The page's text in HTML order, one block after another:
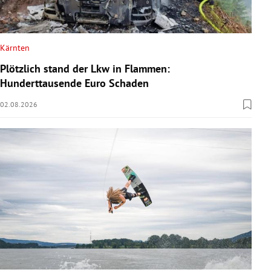
Kärnten
Plötzlich stand der Lkw in Flammen:
Hunderttausende Euro Schaden
02.08.2026